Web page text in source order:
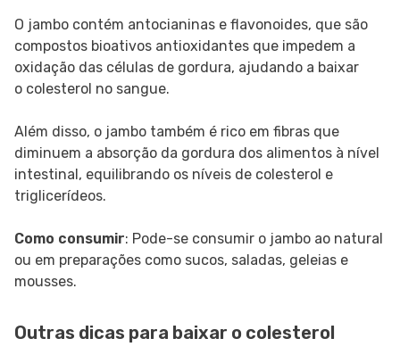
O jambo contém antocianinas e flavonoides, que são
compostos bioativos antioxidantes que impedem a
oxidação das células de gordura, ajudando a baixar
o colesterol no sangue.
Além disso, o jambo também é rico em fibras que
diminuem a absorção da gordura dos alimentos à nível
intestinal, equilibrando os níveis de colesterol e
triglicerídeos.
Como consumir: Pode-se consumir o jambo ao natural
ou em preparações como sucos, saladas, geleias e
mousses.
Outras dicas para baixar o colesterol